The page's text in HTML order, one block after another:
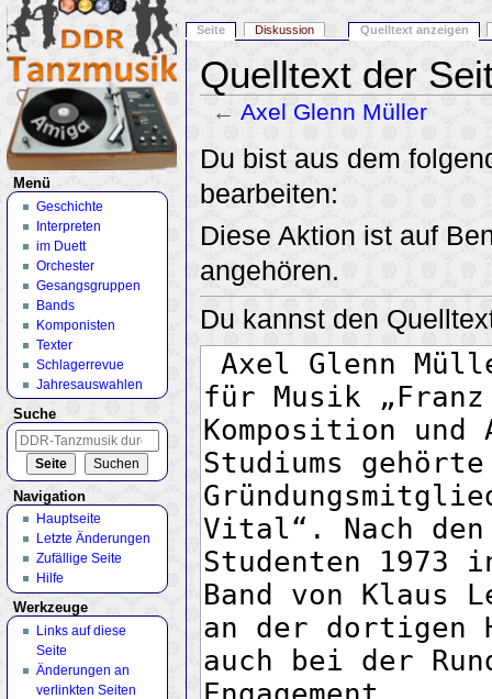
Quelltext der
← Axel Glenn Müller
Wechseln zu: Navigation Suche
Du bist aus dem
bearbeiten:
Diese Aktion ist auf
angehören.
Du kannst den
Seite Diskussion Quelltext anzeigen
Menü
Geschichte
Interpreten
im Duett
Orchester
Gesangsgruppen
Bands
Komponisten
Texter
Schlagerrevue
Jahresauswahlen
Suche
Navigation
Hauptseite
Letzte Änderungen
Zufällige Seite
Hilfe
Werkzeuge
Links auf diese
Seite
Änderungen an
verlinkten Seiten